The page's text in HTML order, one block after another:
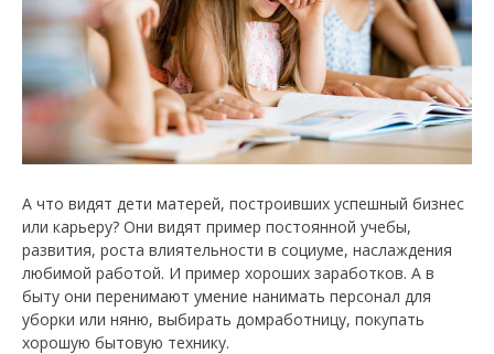
А что видят дети матерей, построивших успешный бизнес
или карьеру? Они видят пример постоянной учебы,
развития, роста влиятельности в социуме, наслаждения
любимой работой. И пример хороших заработков. А в
быту они перенимают умение нанимать персонал для
уборки или няню, выбирать домработницу, покупать
хорошую бытовую технику.